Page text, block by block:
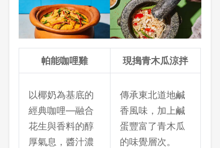
帕能咖哩雞 現搗青木瓜涼拌
以椰奶為基底的
經典咖哩—融合
花生與香料的醇
厚氣息，醬汁濃
傳承東北道地鹹
香風味，加上鹹
蛋豐富了青木瓜
的味覺層次。